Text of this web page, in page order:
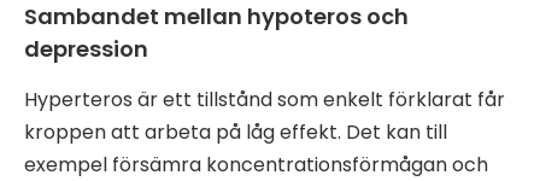
Sambandet mellan hypoteros och
depression
Hyperteros är ett tillstånd som enkelt förklarat får
kroppen att arbeta på låg effekt. Det kan till
exempel försämra koncentrationsförmågan och